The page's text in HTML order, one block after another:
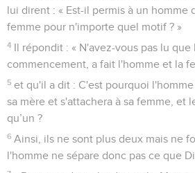
lui dirent : « Est-il permis à un homme
femme pour n'importe quel motif ? »
4 Il répondit : « N'avez-vous pas lu que
commencement, a fait l'homme et la
5 et qu'il a dit : C'est pourquoi
sa mère et s'attachera à sa femme, et
qu’un ?
6 Ainsi, ils ne sont plus deux mais ne
l'homme ne sépare donc pas ce que